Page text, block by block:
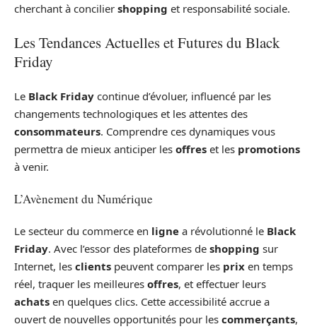
cherchant à concilier shopping et responsabilité sociale.
Les Tendances Actuelles et Futures du Black
Friday
Le Black Friday continue d’évoluer, influencé par les
changements technologiques et les attentes des
consommateurs. Comprendre ces dynamiques vous
permettra de mieux anticiper les offres et les promotions
à venir.
L’Avènement du Numérique
Le secteur du commerce en ligne a révolutionné le Black
Friday. Avec l’essor des plateformes de shopping sur
Internet, les clients peuvent comparer les prix en temps
réel, traquer les meilleures offres, et effectuer leurs
achats en quelques clics. Cette accessibilité accrue a
ouvert de nouvelles opportunités pour les commerçants,